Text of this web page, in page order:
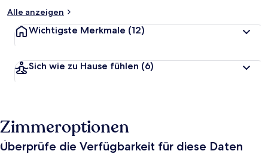
Alle anzeigen
Wichtigste Merkmale (12)
Sich wie zu Hause fühlen (6)
Zimmeroptionen
Überprüfe die Verfügbarkeit für diese Daten